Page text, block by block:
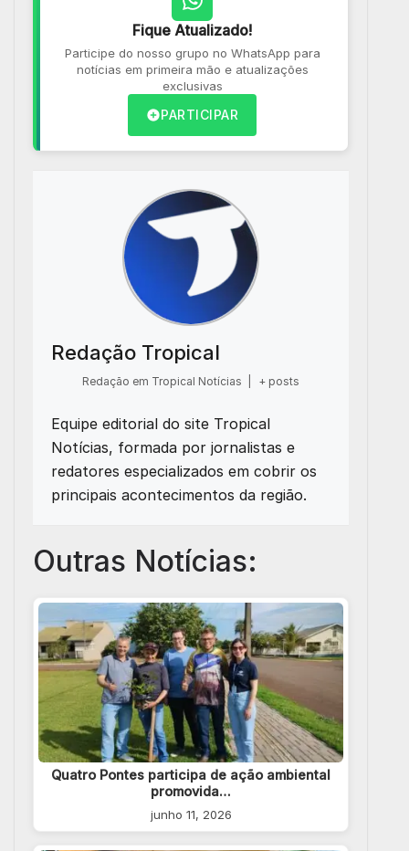
Fique Atualizado!
Participe do nosso grupo no WhatsApp para
notícias em primeira mão e atualizações
exclusivas
PARTICIPAR
Redação Tropical
Redação em Tropical Notícias + posts
Equipe editorial do site Tropical
Notícias, formada por jornalistas e
redatores especializados em cobrir os
principais acontecimentos da região.
Outras Notícias:
Quatro Pontes participa de ação ambiental
promovida…
junho 11, 2026